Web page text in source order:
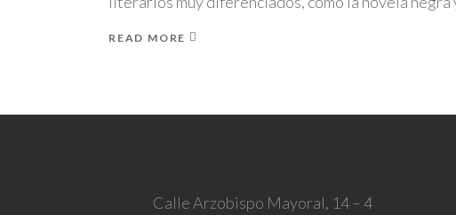
READ MORE
Calle Arzobispo Mayoral, 14 – 4